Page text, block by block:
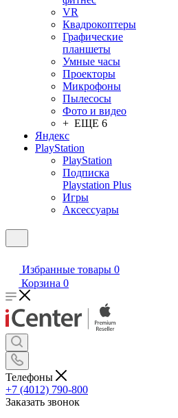
VR
Квадрокоптеры
Графические
планшеты
Умные часы
Проекторы
Микрофоны
Пылесосы
Фото и видео
+ ЕЩЕ 6
Яндекс
PlayStation
PlayStation
Подписка
Playstation Plus
Игры
Аксессуары
Избранные товары 0
Корзина 0
Телефоны
+7 (4012) 790-800
Заказать звонок